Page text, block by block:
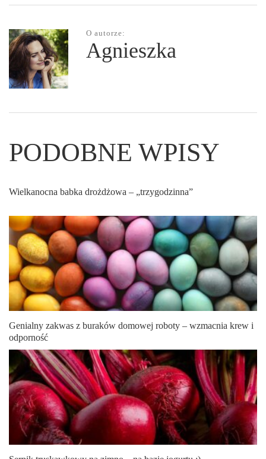
O autorze:
Agnieszka
PODOBNE WPISY
Wielkanocna babka drożdżowa – „trzygodzinna”
Genialny zakwas z buraków domowej roboty – wzmacnia krew i
odporność